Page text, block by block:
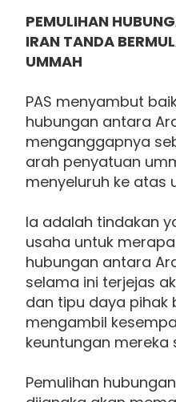
PEMULIHAN
IRAN TANDA
UMMAH
PAS menyambut
hubungan antara
menganggapnya
arah penyatuan
menyeluruh ke atas
Ia adalah tindakan
usaha untuk
hubungan antara
selama ini terjejas
dan tipu daya pihak
mengambil
keuntungan
Pemulihan